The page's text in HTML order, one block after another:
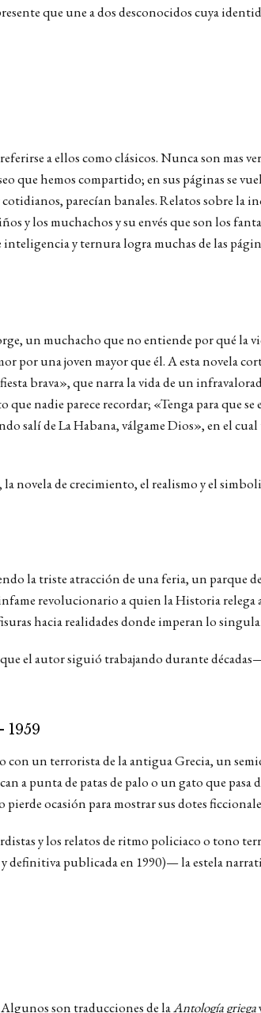
que une a dos desconocidos cuya
a ellos como clásicos. Nunca son mas
que hemos compartido; en sus páginas se
parecían banales. Relatos sobre la
y los muchachos y su envés que son los
y ternura logra muchas de las
un muchacho que no entiende por qué la
por una joven mayor que él. A esta novela
brava», que narra la vida de un
nadie parece recordar; «Tenga para que
salí de La Habana, válgame Dios», en el
novela de crecimiento, el realismo y el
la triste atracción de una feria, un parque
revolucionario a quien la Historia
hacia realidades donde imperan lo
el autor siguió trabajando durante
1959
un terrorista de la antigua Grecia, un
a punta de patas de palo o un gato que
ocasión para mostrar sus dotes
y los relatos de ritmo policiaco o tono
definitiva publicada en 1990)— la estela
Algunos son traducciones de laAntología griega